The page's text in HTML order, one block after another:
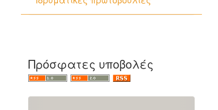
Πρόσφατες υποβολές